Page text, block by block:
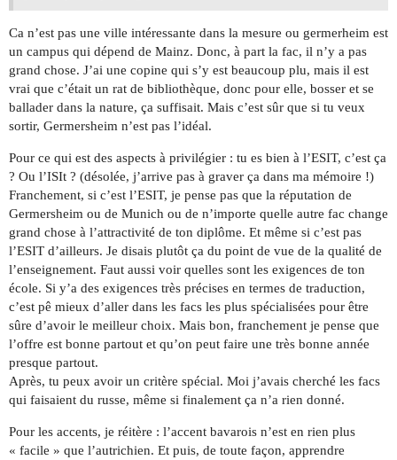
Ca n’est pas une ville intéressante dans la mesure ou germerheim est
un campus qui dépend de Mainz. Donc, à part la fac, il n’y a pas
grand chose. J’ai une copine qui s’y est beaucoup plu, mais il est
vrai que c’était un rat de bibliothèque, donc pour elle, bosser et se
ballader dans la nature, ça suffisait. Mais c’est sûr que si tu veux
sortir, Germersheim n’est pas l’idéal.
Pour ce qui est des aspects à privilégier : tu es bien à l’ESIT, c’est ça
? Ou l’ISIt ? (désolée, j’arrive pas à graver ça dans ma mémoire !)
Franchement, si c’est l’ESIT, je pense pas que la réputation de
Germersheim ou de Munich ou de n’importe quelle autre fac change
grand chose à l’attractivité de ton diplôme. Et même si c’est pas
l’ESIT d’ailleurs. Je disais plutôt ça du point de vue de la qualité de
l’enseignement. Faut aussi voir quelles sont les exigences de ton
école. Si y’a des exigences très précises en termes de traduction,
c’est pê mieux d’aller dans les facs les plus spécialisées pour être
sûre d’avoir le meilleur choix. Mais bon, franchement je pense que
l’offre est bonne partout et qu’on peut faire une très bonne année
presque partout.
Après, tu peux avoir un critère spécial. Moi j’avais cherché les facs
qui faisaient du russe, même si finalement ça n’a rien donné.
Pour les accents, je réitère : l’accent bavarois n’est en rien plus
« facile » que l’autrichien. Et puis, de toute façon, apprendre